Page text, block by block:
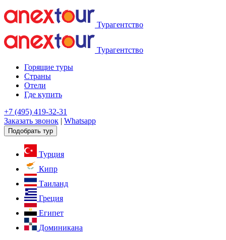
Турагентство
Турагентство
Горящие туры
Страны
Отели
Где купить
+7 (495) 419-32-31
Заказать звонок | Whatsapp
Подобрать тур
Турция
Кипр
Таиланд
Греция
Египет
Доминикана